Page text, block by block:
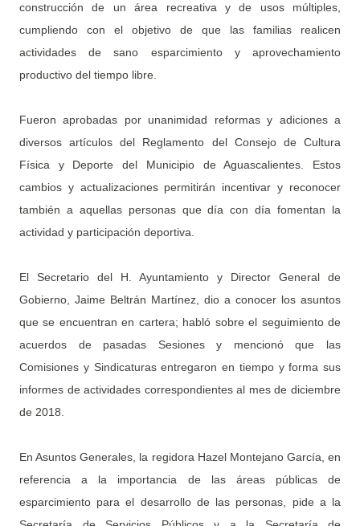
construcción de un área recreativa y de usos múltiples,
cumpliendo con el objetivo de que las familias realicen
actividades de sano esparcimiento y aprovechamiento
productivo del tiempo libre.
Fueron aprobadas por unanimidad reformas y adiciones a
diversos artículos del Reglamento del Consejo de Cultura
Física y Deporte del Municipio de Aguascalientes. Estos
cambios y actualizaciones permitirán incentivar y reconocer
también a aquellas personas que día con día fomentan la
actividad y participación deportiva.
El Secretario del H. Ayuntamiento y Director General de
Gobierno, Jaime Beltrán Martínez, dio a conocer los asuntos
que se encuentran en cartera; habló sobre el seguimiento de
acuerdos de pasadas Sesiones y mencionó que las
Comisiones y Sindicaturas entregaron en tiempo y forma sus
informes de actividades correspondientes al mes de diciembre
de 2018.
En Asuntos Generales, la regidora Hazel Montejano García, en
referencia a la importancia de las áreas públicas de
esparcimiento para el desarrollo de las personas, pide a la